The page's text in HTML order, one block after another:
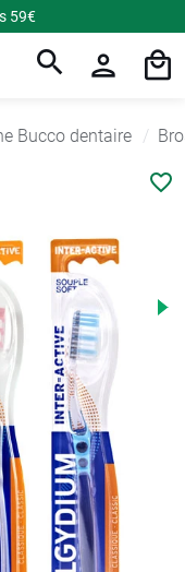
59€
Bucco dentaire